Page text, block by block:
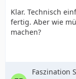
Klar. Technisch
fertig. Aber wie
machen?
Faszination